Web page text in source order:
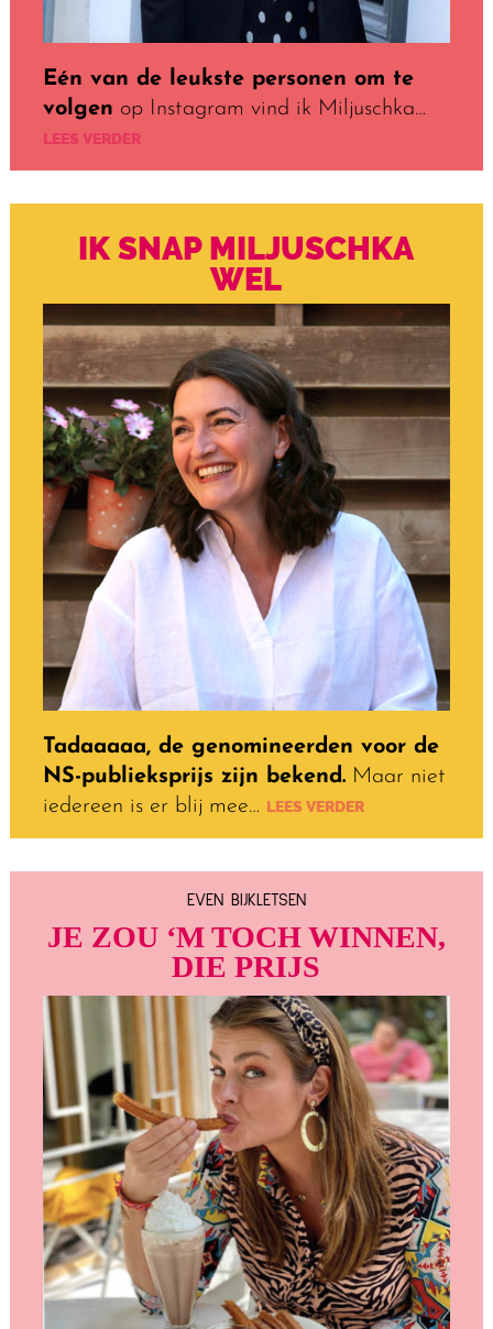
Eén van de leukste personen om te
volgen op Instagram vind ik Miljuschka…
LEES VERDER
IK SNAP MILJUSCHKA
WEL
Tadaaaaa, de genomineerden voor de
NS-publieksprijs zijn bekend.Maar niet
iedereen is er blij mee… LEES VERDER
EVEN BIJKLETSEN
JE ZOU ‘M TOCH WINNEN,
DIE PRIJS